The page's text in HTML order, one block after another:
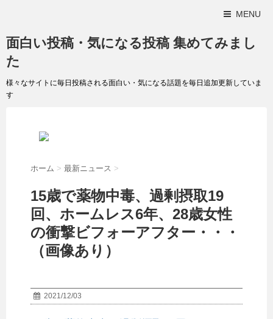
MENU
面白い投稿・気になる投稿 集めてみまし
た
様々なサイトに毎日投稿される面白い・気になる話題を毎日追加更新していま
す
ホーム > 最新ニュース >
15歳で薬物中毒、過剰摂取19
回、ホームレス6年、28歳女性
の衝撃ビフォーアフター・・・
（画像あり）
2021/12/03